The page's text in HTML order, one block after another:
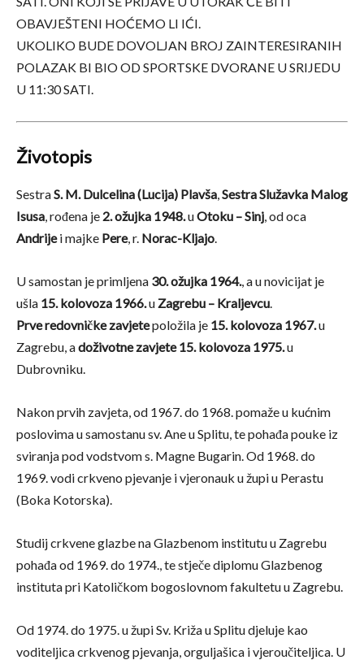
OBAVJEŠTENI HOĆEMO LI IĆI.
UKOLIKO BUDE DOVOLJAN BROJ ZAINTERESIRANIH
POLAZAK BI BIO OD SPORTSKE DVORANE U SRIJEDU
U 11:30 SATI.
Životopis
SestraS. M. Dulcelina (Lucija) Plavša,Sestra Služavka Malog
Isusa, rođena je 2. ožujka 1948.uOtoku – Sinj, od oca
Andrijei majke Pere, r. Norac-Kljajo.
U samostan je primljena 30. ožujka 1964., a u novicijat je
ušla 15. kolovoza 1966.u Zagrebu – Kraljevcu.
Prve redovničke zavjetepoložila je 15. kolovoza 1967.u
Zagrebu, adoživotne zavjete 15. kolovoza 1975.u
Dubrovniku.
Nakon prvih zavjeta, od 1967. do 1968. pomaže u kućnim
poslovima u samostanu sv. Ane u Splitu, te pohađa pouke iz
sviranja pod vodstvom s. Magne Bugarin. Od 1968. do
1969. vodi crkveno pjevanje i vjeronauk u župi u Perastu
(Boka Kotorska).
Studij crkvene glazbe na Glazbenom institutu u Zagrebu
pohađa od 1969. do 1974., te stječe diplomu Glazbenog
instituta pri Katoličkom bogoslovnom fakultetu u Zagrebu.
Od 1974. do 1975. u župi Sv. Križa u Splitu djeluje kao
voditeljica crkvenog pjevanja, orguljašica i vjeroučiteljica. U